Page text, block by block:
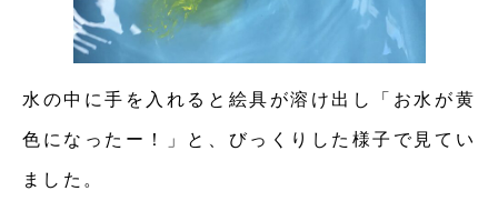
水の中に手を入れると絵具が溶け出し「お水が黄
色になったー！」と、びっくりした様子で見てい
ました。